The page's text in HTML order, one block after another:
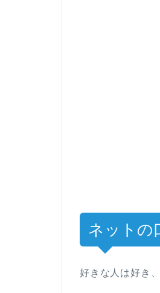
ネットの
好きな人は好き